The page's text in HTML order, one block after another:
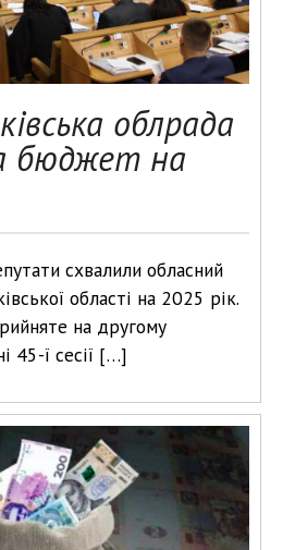
облрада
бюджет на
схвалили обласний
області на 2025 рік.
на другому
45-ї сесії […]